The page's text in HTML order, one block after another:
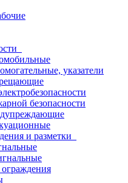
указатели
безопасности
и разметки